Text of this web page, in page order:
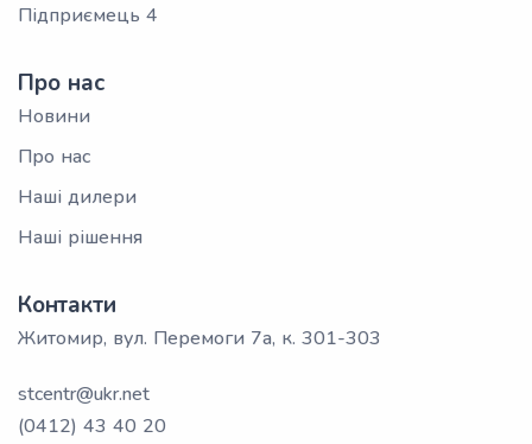
Підприємець 4
Про нас
Новини
Про нас
Наші дилери
Наші рішення
Контакти
Житомир, вул. Перемоги 7а, к. 301-303
stcentr@ukr.net
(0412) 43 40 20